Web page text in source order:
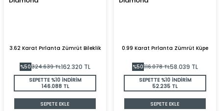
3.62 Karat Pırlanta Zümrüt Bileklik
%50324.639TL162.320 TL
SEPETTE %10 İNDİRİM
146.088 TL
SEPETE EKLE
0.99 Karat Pırlanta Zümrüt Küpe
%50116.078TL58.039 TL
SEPETTE %10 İNDİRİM
52.235 TL
SEPETE EKLE